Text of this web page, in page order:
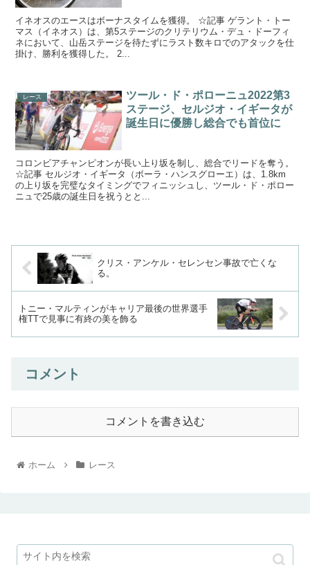
イネオスのエースはボーナスタイムを獲得。 ☆記事 ゲラント・トー
マス（イネオス）は、第5ステージのクリテリウム・デュ・ドーフィ
ネにおいて、山岳ステージを待たずにラスト数キロでのアタックを仕
掛け、勝利を獲得した。 2...
レース
ツール・ド・ポローニュ2022第3
ステージ、セルジオ・イギータが
誕生日に優勝し総合でも首位に
コロンビアチャンピオンが長い上り坂を制し、総合でリードを奪う。
☆記事 セルジオ・イギータ（ボーラ・ハンスグローエ）は、1.8km
の上り坂を完璧なタイミングでフィニッシュし、ツール・ド・ポロー
ニュで25歳の誕生日を祝うとと...
クリス・アンケル・セレンセン事故で亡くな
る。
トニー・マルティンがキャリア最後の世界選手
権TTで見事に有終の美を飾る
コメント
コメントを書き込む
ホーム レース